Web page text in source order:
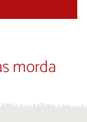
morda